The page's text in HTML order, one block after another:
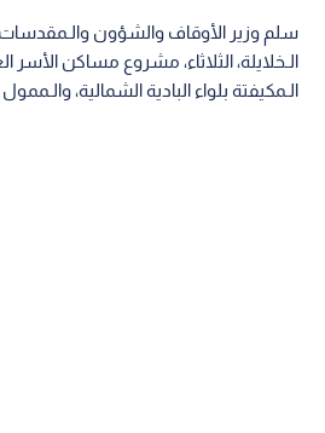
سلم وزير الأوقاف والشؤون والـمقدسات
الـخلايلة، الثلاثاء، مشروع مساكن
الـمكيفتة بلواء البادية الشمالية،